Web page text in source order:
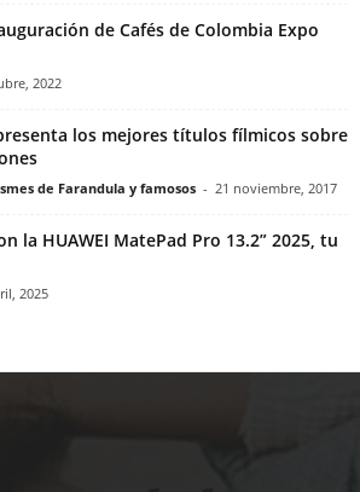
de Cafés de Colombia Expo
2022
los mejores títulos fílmicos sobre
de Farandula y famosos - 21 noviembre, 2017
la HUAWEI MatePad Pro 13.2” 2025, tu
2025